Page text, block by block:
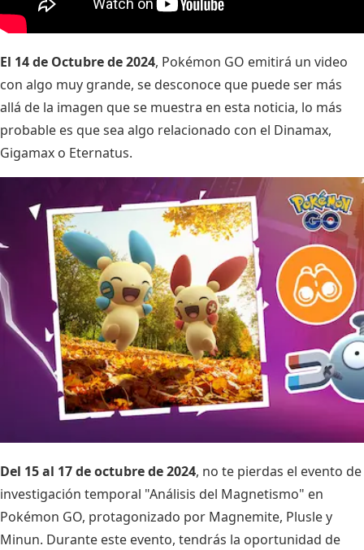
El 14 de Octubre de 2024, Pokémon GO emitirá un video
con algo muy grande, se desconoce que puede ser más
allá de la imagen que se muestra en esta noticia, lo más
probable es que sea algo relacionado con el Dinamax,
Gigamax o Eternatus.
Del 15 al 17 de octubre de 2024, no te pierdas el evento de
investigación temporal "Análisis del Magnetismo" en
Pokémon GO, protagonizado por Magnemite, Plusle y
Minun. Durante este evento, tendrás la oportunidad de